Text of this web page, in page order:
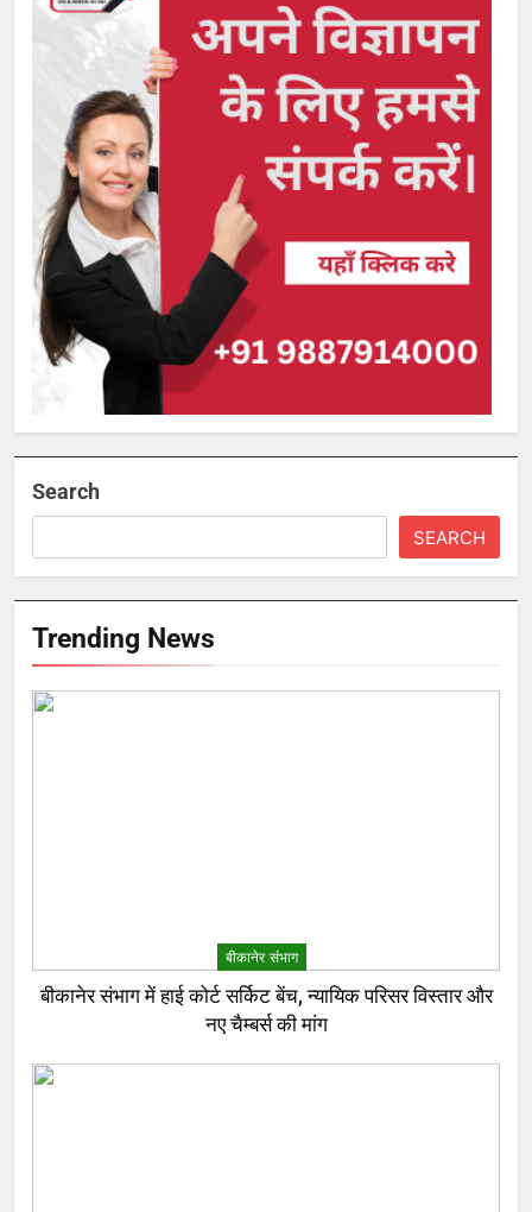
Search
SEARCH
Trending News
बीकानेर संभाग
बीकानेर संभाग में हाई कोर्ट सर्किट बेंच, न्यायिक परिसर विस्तार और
नए चैम्बर्स की मांग